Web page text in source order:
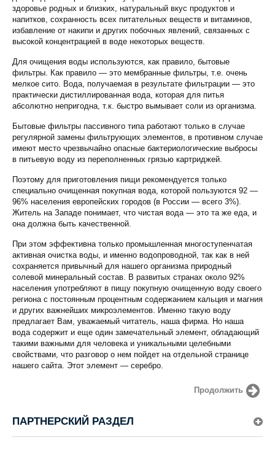
здоровье родных и близких, натуральный вкус продуктов и
напитков, сохранность всех питательных веществ и витаминов,
избавление от накипи и других побочных явлений, связанных с
высокой концентрацией в воде некоторых веществ.
Для очищения воды используются, как правило, бытовые
фильтры. Как правило — это мембранные фильтры, т.е. очень
мелкое сито. Вода, получаемая в результате фильтрации — это
практически дистиллированная вода, которая для питья
абсолютно непригодна, т.к. быстро вымывает соли из организма.
Бытовые фильтры пассивного типа работают только в случае
регулярной замены фильтрующих элементов, в противном случае
имеют место чрезвычайно опасные бактериологические выбросы
в питьевую воду из переполненных грязью картриджей.
Поэтому для приготовления пищи рекомендуется только
специально очищенная покупная вода, которой пользуются 92 —
96% населения европейских городов (в России — всего 3%).
Житель на Западе понимает, что чистая вода — это та же еда, и
она должна быть качественной.
При этом эффективна только промышленная многоступенчатая
активная очистка воды, и именно водопроводной, так как в ней
сохраняется привычный для нашего организма природный
солевой минеральный состав. В развитых странах около 92%
населения употребляют в пищу покупную очищенную воду своего
региона с постоянным процентным содержанием кальция и магния
и других важнейших микроэлементов. Именно такую воду
предлагает Вам, уважаемый читатель, наша фирма. Но наша
вода содержит и еще один замечательный элемент, обладающий
такими важными для человека и уникальными целебными
свойствами, что разговор о нем пойдет на отдельной странице
нашего сайта. Этот элемент — серебро.
Продолжить
ПАРТНЕРСКИЙ РАЗДЕЛ